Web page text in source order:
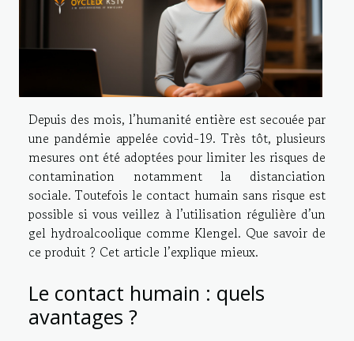
Depuis des mois, l’humanité entière est secouée par
une pandémie appelée covid-19. Très tôt, plusieurs
mesures ont été adoptées pour limiter les risques de
contamination notamment la distanciation
sociale. Toutefois le contact humain sans risque est
possible si vous veillez à l’utilisation régulière d’un
gel hydroalcoolique comme Klengel. Que savoir de
ce produit ? Cet article l’explique mieux.
Le contact humain : quels
avantages ?